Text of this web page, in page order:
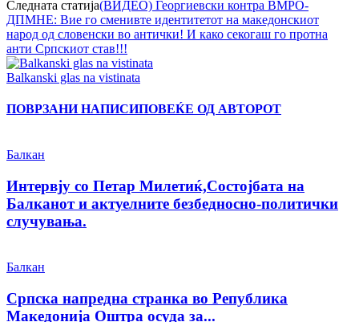
Следната статија(ВИДЕО) Георгиевски контра ВМРО-
ДПМНЕ: Вие го сменивте идентитетот на македонскиот
народ од словенски во антички! И како секогаш го протна
анти Српскиот став!!!
Balkanski glas na vistinata
ПОВРЗАНИ НАПИСИПОВЕЌЕ ОД АВТОРОТ
Балкан
Интервју со Петар Милетиќ,Состојбата на
Балканот и актуелните безбедносно-политички
случувања.
Балкан
Српска напредна странка во Република
Македонија Оштра осуда за...